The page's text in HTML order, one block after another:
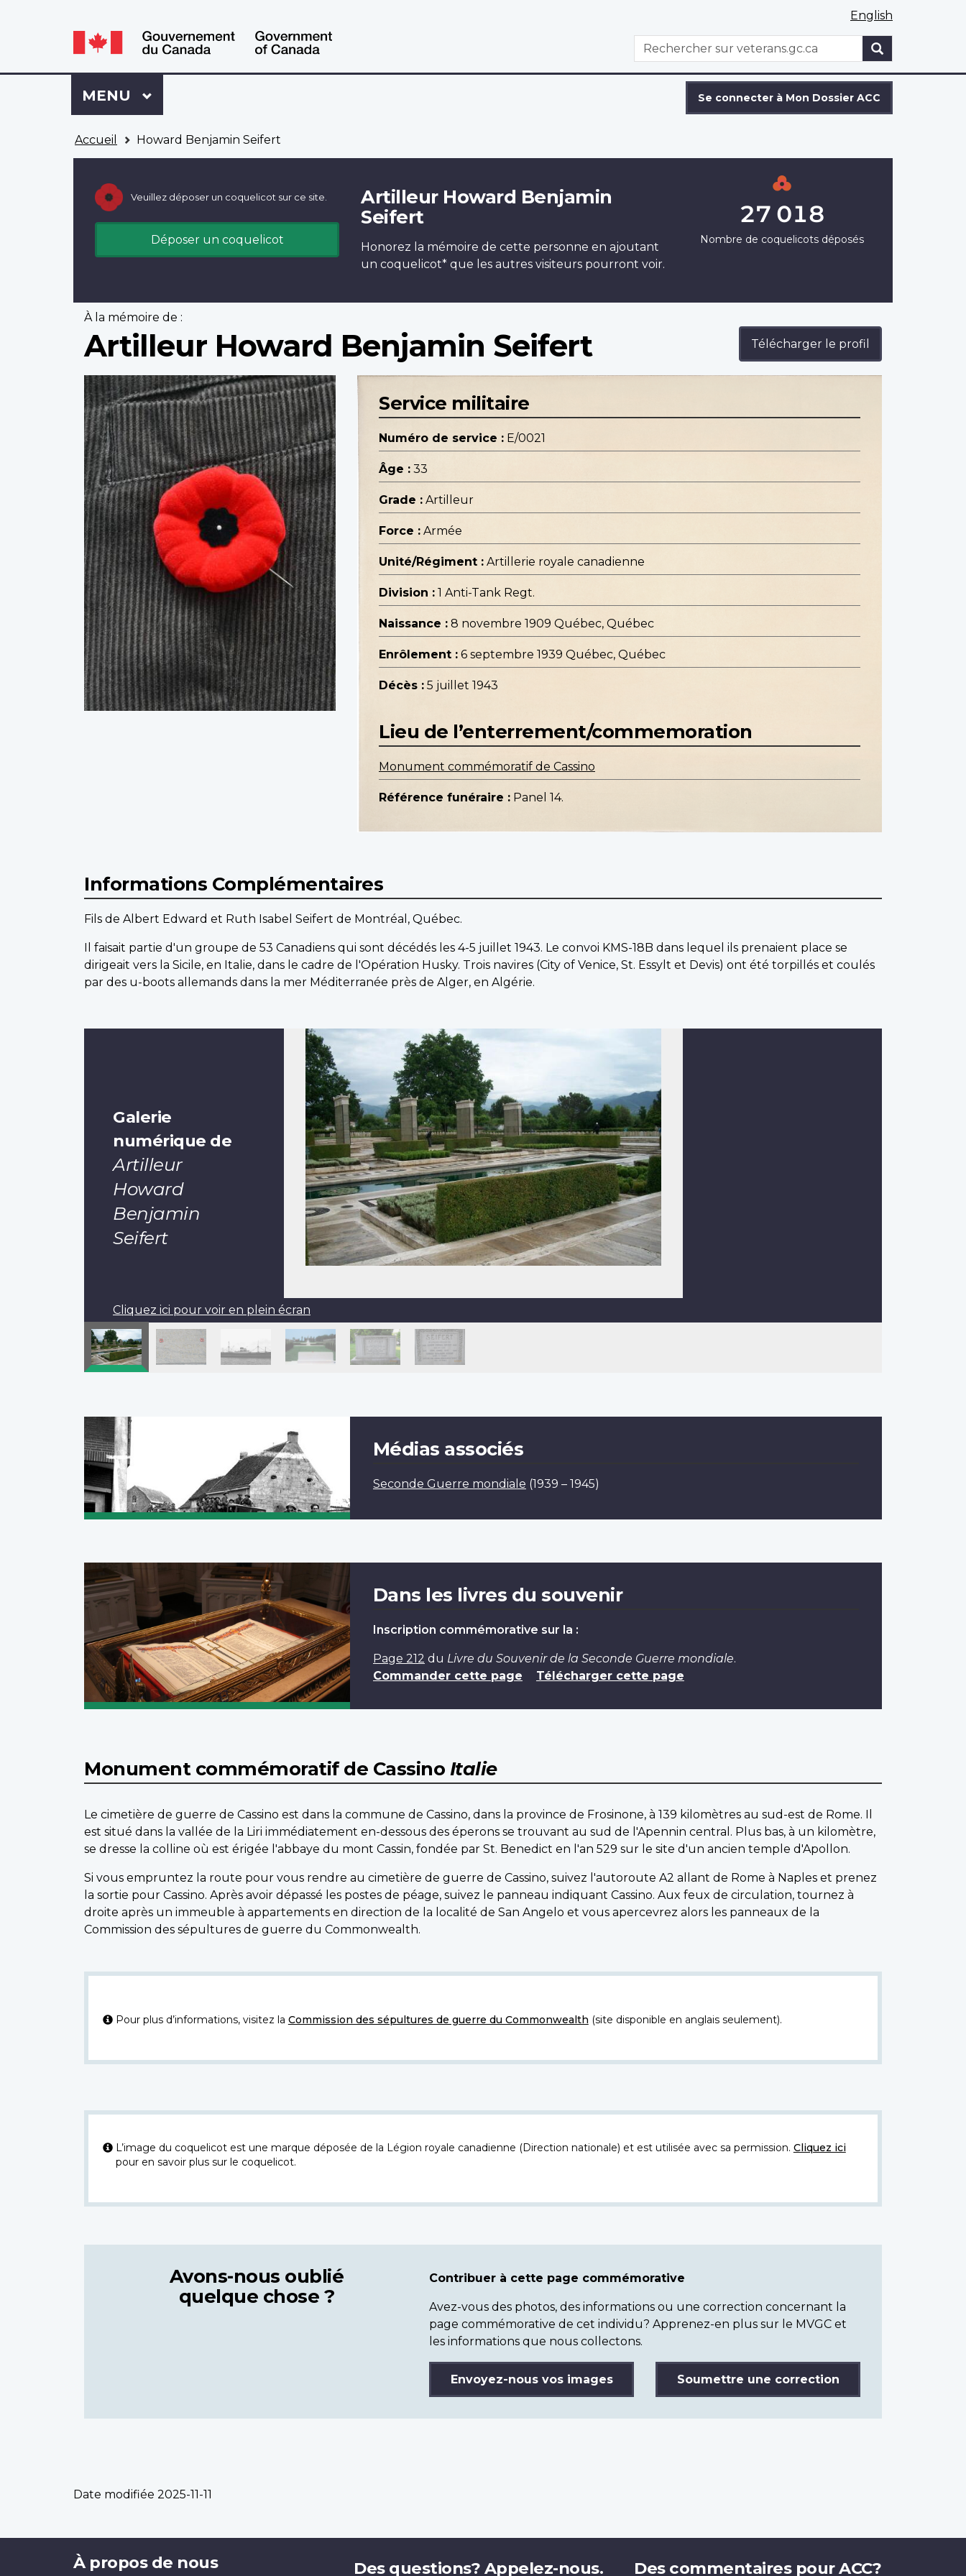
Language
switcher
Language
switcher
English
WxT
Search
Rechercher
Se
connecter
à
Dossier
Se connecter à Mon Dossier ACC
Menu
MENU PRINCIPAL
Accueil Howard Benjamin Seifert
Veuillez déposer un coquelicot sur ce site.
Déposer un coquelicot
Artilleur Howard Benjamin
Seifert
Honorez la mémoire de cette personne en ajoutant
un coquelicot* que les autres visiteurs pourront voir.
27 018
Nombre de coquelicots déposés
À la mémoire de :
Artilleur Howard Benjamin Seifert Télécharger le profil
Profile
image
Service militaire
Numéro de service : E/0021
Âge : 33
Grade : Artilleur
Force : Armée
Unité/Régiment : Artillerie royale canadienne
Division : 1 Anti-Tank Regt.
Naissance : 8 novembre 1909 Québec, Québec
Enrôlement : 6 septembre 1939 Québec, Québec
Décès : 5 juillet 1943
Lieu de l’enterrement/commemoration
Monument commémoratif de Cassino
Référence funéraire : Panel 14.
Informations Complémentaires
Fils de Albert Edward et Ruth Isabel Seifert de Montréal, Québec.
Il faisait partie d'un groupe de 53 Canadiens qui sont décédés les 4-5 juillet 1943. Le convoi KMS-18B dans lequel ils prenaient place se
dirigeait vers la Sicile, en Italie, dans le cadre de l'Opération Husky. Trois navires (City of Venice, St. Essylt et Devis) ont été torpillés et coulés
par des u-boots allemands dans la mer Méditerranée près de Alger, en Algérie.
Galerie
numérique de
Artilleur
Howard
Benjamin
Seifert
Cliquez ici pour voir en plein écran
Médias associés
Seconde Guerre mondiale (1939 – 1945)
Dans les livres du souvenir
Inscription commémorative sur la :
Page 212 du Livre du Souvenir de la Seconde Guerre mondiale.
Commander cette page
Télécharger cette page
Monument commémoratif de Cassino Italie
Le cimetière de guerre de Cassino est dans la commune de Cassino, dans la province de Frosinone, à 139 kilomètres au sud-est de Rome. Il
est situé dans la vallée de la Liri immédiatement en-dessous des éperons se trouvant au sud de l'Apennin central. Plus bas, à un kilomètre,
se dresse la colline où est érigée l'abbaye du mont Cassin, fondée par St. Benedict en l'an 529 sur le site d'un ancien temple d'Apollon.
Si vous empruntez la route pour vous rendre au cimetière de guerre de Cassino, suivez l'autoroute A2 allant de Rome à Naples et prenez
la sortie pour Cassino. Après avoir dépassé les postes de péage, suivez le panneau indiquant Cassino. Aux feux de circulation, tournez à
droite après un immeuble à appartements en direction de la localité de San Angelo et vous apercevrez alors les panneaux de la
Commission des sépultures de guerre du Commonwealth.
Pour plus d’informations, visitez la Commission des sépultures de guerre du Commonwealth (site disponible en anglais seulement).
L’image du coquelicot est une marque déposée de la Légion royale canadienne (Direction nationale) et est utilisée avec sa permission. Cliquez ici
pour en savoir plus sur le coquelicot.
Avons-nous oublié
quelque chose ?
Contribuer à cette page commémorative
Avez-vous des photos, des informations ou une correction concernant la
page commémorative de cet individu? Apprenez-en plus sur le MVGC et
les informations que nous collectons.
Envoyez-nous vos images Soumettre une correction
Date modifiée 2025-11-11
Brand
À propos de nous Des questions? Appelez-nous. Des commentaires pour ACC?